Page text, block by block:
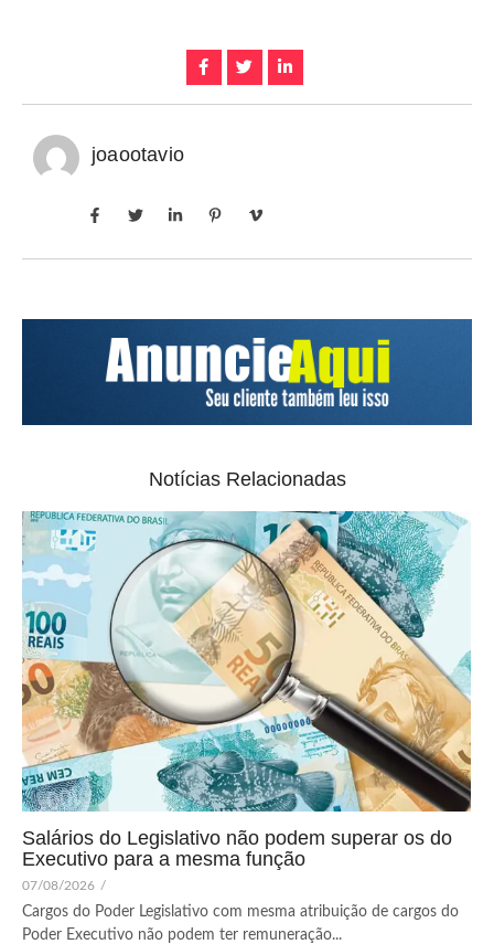
joaootavio
Notícias Relacionadas
Salários do Legislativo não podem superar os do
Executivo para a mesma função
07/08/2026 /
Cargos do Poder Legislativo com mesma atribuição de cargos do
Poder Executivo não podem ter remuneração...